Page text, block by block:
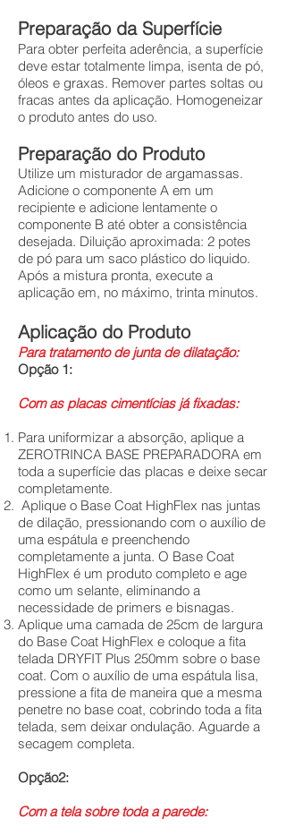
Preparação da Superfície
Para obter perfeita aderência, a superfície
deve estar totalmente limpa, isenta de pó,
óleos e graxas. Remover partes soltas ou
fracas antes da aplicação. Homogeneizar
o produto antes do uso.
Preparação do Produto
Utilize um misturador de argamassas.
Adicione o componente A em um
recipiente e adicione lentamente o
componente B até obter a consistência
desejada. Diluição aproximada: 2 potes
de pó para um saco plástico do liquido.
Após a mistura pronta, execute a
aplicação em, no máximo, trinta minutos.
Aplicação do Produto
Para tratamento de junta de dilatação:
Opção 1:
Com as placas cimentícias já fixadas:
Para uniformizar a absorção, aplique a
ZEROTRINCA BASE PREPARADORA em
toda a superfície das placas e deixe secar
completamente.
Aplique o Base Coat HighFlex nas juntas
de dilação, pressionando com o auxílio de
uma espátula e preenchendo
completamente a junta. O Base Coat
HighFlex é um produto completo e age
como um selante, eliminando a
necessidade de primers e bisnagas.
Aplique uma camada de 25cm de largura
do Base Coat HighFlex e coloque a fita
telada DRYFIT Plus 250mm sobre o base
coat. Com o auxílio de uma espátula lisa,
pressione a fita de maneira que a mesma
penetre no base coat, cobrindo toda a fita
telada, sem deixar ondulação. Aguarde a
secagem completa.
Opção2:
Com a tela sobre toda a parede: